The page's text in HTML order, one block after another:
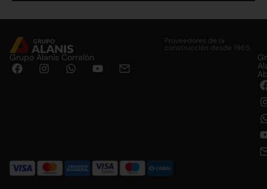
Proveedores de la
construcción desde 1965.
Grupo Alanis Corralón